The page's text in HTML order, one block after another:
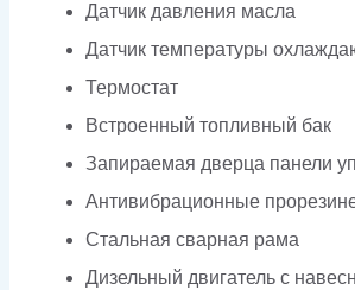
Датчик давления масла
Датчик температуры
Термостат
Встроенный топливный бак
Запираемая дверца панели
Антивибрационные
Стальная сварная рама
Дизельный двигатель с